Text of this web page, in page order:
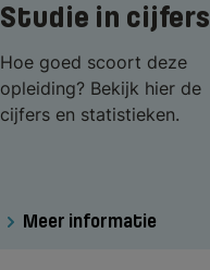
Studie in cijfers
Hoe goed scoort deze
opleiding? Bekijk hier de
cijfers en statistieken.
Meer informatie